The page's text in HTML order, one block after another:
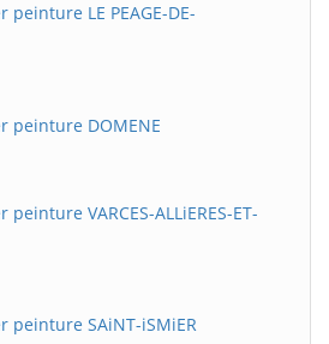
LE PEAGE-DE-
peinture DOMENE
VARCES-ALLiERES-ET-
peinture SAiNT-iSMiER